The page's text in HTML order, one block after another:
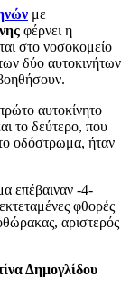
με
φέρνει η
στο νοσοκομείο
δύο αυτοκινήτων
αυτοκίνητο
το δεύτερο, που
οδόστρωμα, ήταν
επέβαιναν -4-
φθορές
αριστερός
Δημογλίδου